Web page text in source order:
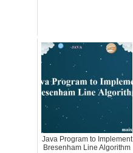
Java Program to Implement
Bresenham Line Algorithm